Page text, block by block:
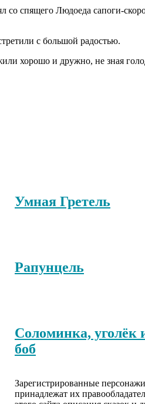
со спящего Людоеда сапоги-
с большой радостью.
хорошо и дружно, не зная
Умная Гретель
Рапунцель
Соломинка, уголёк
боб
Зарегистрированные
принадлежат их